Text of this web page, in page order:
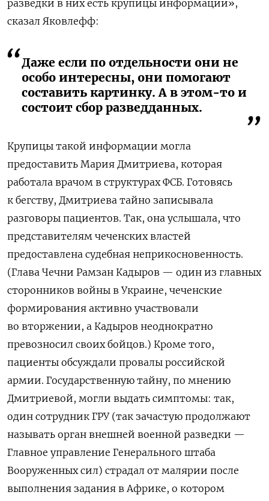
разведки в них есть крупицы информации»,
сказал Яковлефф:
Даже если по отдельности они не
особо интересны, они помогают
составить картинку. А в этом-то и
состоит сбор разведданных.
Крупицы такой информации могла
предоставить Мария Дмитриева, которая
работала врачом в структурах ФСБ. Готовясь
к бегству, Дмитриева тайно записывала
разговоры пациентов. Так, она услышала, что
представителям чеченских властей
предоставлена судебная неприкосновенность.
(Глава Чечни Рамзан Кадыров — один из главных
сторонников войны в Украине, чеченские
формирования активно участвовали
во вторжении, а Кадыров неоднократно
превозносил своих бойцов.) Кроме того,
пациенты обсуждали провалы российской
армии. Государственную тайну, по мнению
Дмитриевой, могли выдать симптомы: так,
один сотрудник ГРУ (так зачастую продолжают
называть орган внешней военной разведки —
Главное управление Генерального штаба
Вооруженных сил) страдал от малярии после
выполнения задания в Африке, о котором